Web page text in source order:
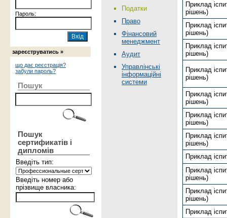
Пароль:
зареєструватись »
що дає реєстрація?
забули пароль?
Пошук
Пошук
сертификатів і
дипломів
Введіть тип:
Введіть номер або
прізвище власника:
Податки
Право
Фінансовий
менеджмент
Аудит
Управлінські
інформаційні
системи
Приклад
рішень)
Приклад
рішень)
Приклад
рішень)
Приклад
рішень)
Приклад
рішень)
Приклад
рішень)
Приклад
рішень)
Приклад
Приклад
рішень)
Приклад
рішень)
Приклад